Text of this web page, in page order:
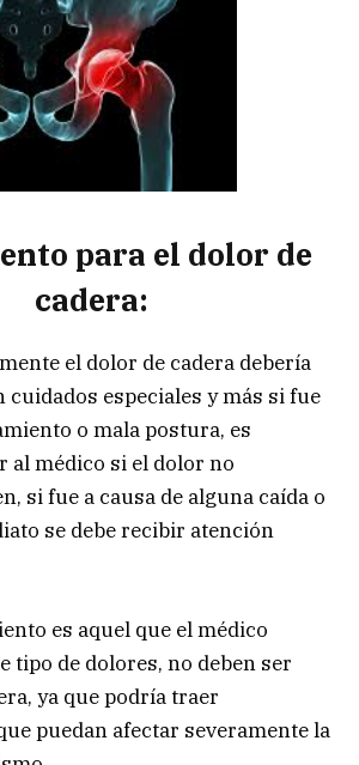
para el dolor de
cadera:
el dolor de cadera debería
cuidados especiales y más si fue
o mala postura, es
al médico si el dolor no
si fue a causa de alguna caída o
se debe recibir atención
es aquel que el médico
tipo de dolores, no deben ser
ya que podría traer
puedan afectar severamente la